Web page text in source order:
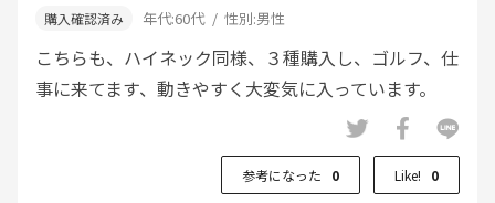
年代:60代 性別:男性
こちらも、ハイネック同様、３種購入し、ゴルフ、仕
事に来てます、動きやすく大変気に入っています。
参考になった 0 Like! 0